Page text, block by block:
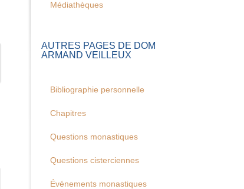
Médiathèques
AUTRES PAGES DE DOM
ARMAND VEILLEUX
Bibliographie personnelle
Chapitres
Questions monastiques
Questions cisterciennes
Événements monastiques